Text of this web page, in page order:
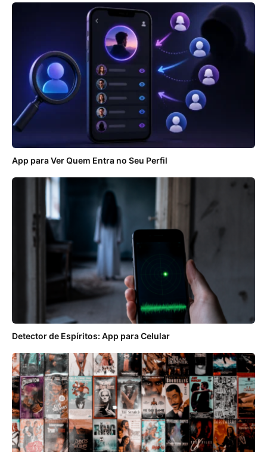
App para Ver Quem Entra no Seu Perfil
Detector de Espíritos: App para Celular